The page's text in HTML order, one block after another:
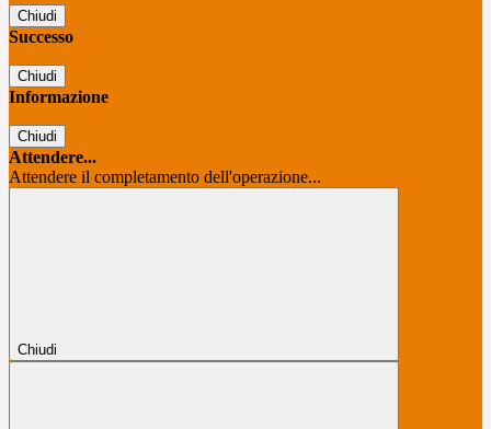
Chiudi
Successo
Chiudi
Informazione
Chiudi
Attendere...
Attendere il completamento dell'operazione...
Chiudi